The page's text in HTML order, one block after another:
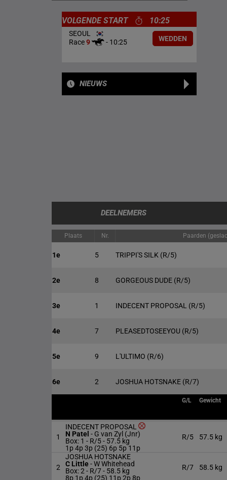
VOLGENDE START 10:25
SEOUL
Race9 - 10:25 WEDDEN
NIEUWS
DEELNEMERS
Plaats Nr. Paarden
1e 5 TRIPPI'S SILK (R/5)
2e 8 GORGEOUS DUDE (R/5)
3e 1 INDECENT PROPOSAL (R/5)
4e 7 PLEASEDTOSEEYOU (R/5)
5e 9 L'ULTIMO (R/6)
6e 2 JOSHUA HOTSNAKE (R/7)
G/L Gewicht
1
INDECENT PROPOSAL
N Patel - G van Zyl (Jnr)
Box: 1 - R/5 - 57.5 kg
1p 4p 3p (25) 6p 5p 11p
R/5 57.5 kg
2
JOSHUA HOTSNAKE
C Little-W Whitehead
Box: 2 - R/7 - 58.5 kg
8p 1p 4p (25) 11p 2p 8p
R/7 58.5 kg